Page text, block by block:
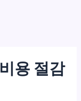
용 절감